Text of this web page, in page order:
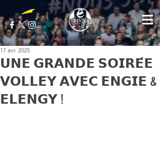
𝗨𝗡𝗘 𝗚𝗥𝗔𝗡𝗗𝗘 𝗦𝗢𝗜𝗥𝗘́𝗘
𝗩𝗢𝗟𝗟𝗘𝗬 𝗔𝗩𝗘𝗖 𝗘𝗡𝗚𝗜𝗘 &
𝗘𝗟𝗘𝗡𝗚𝗬 !
17 avr. 2025